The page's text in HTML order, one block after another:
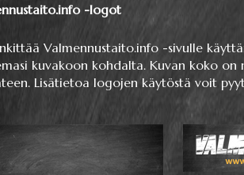
-logot
Valmennustaito.info -sivulle
kuvakoon kohdalta. Kuvan koko
Lisätietoa logojen käytöstä voit